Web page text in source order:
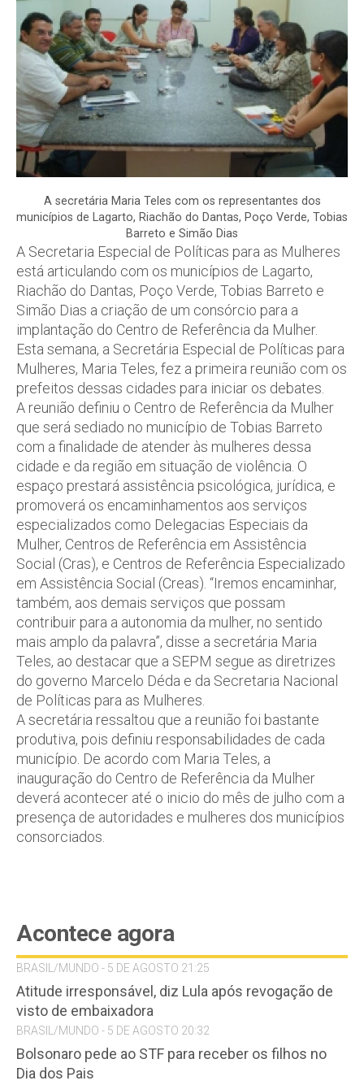
A secretária Maria Teles com os representantes dos
municípios de Lagarto, Riachão do Dantas, Poço Verde, Tobias
Barreto e Simão Dias
A Secretaria Especial de Políticas para as Mulheres
está articulando com os municípios de Lagarto,
Riachão do Dantas, Poço Verde, Tobias Barreto e
Simão Dias a criação de um consórcio para a
implantação do Centro de Referência da Mulher.
Esta semana, a Secretária Especial de Políticas para
Mulheres, Maria Teles, fez a primeira reunião com os
prefeitos dessas cidades para iniciar os debates.
A reunião definiu o Centro de Referência da Mulher
que será sediado no município de Tobias Barreto
com a finalidade de atender às mulheres dessa
cidade e da região em situação de violência. O
espaço prestará assistência psicológica, jurídica, e
promoverá os encaminhamentos aos serviços
especializados como Delegacias Especiais da
Mulher, Centros de Referência em Assistência
Social (Cras), e Centros de Referência Especializado
em Assistência Social (Creas). “Iremos encaminhar,
também, aos demais serviços que possam
contribuir para a autonomia da mulher, no sentido
mais amplo da palavra”, disse a secretária Maria
Teles, ao destacar que a SEPM segue as diretrizes
do governo Marcelo Déda e da Secretaria Nacional
de Políticas para as Mulheres.
A secretária ressaltou que a reunião foi bastante
produtiva, pois definiu responsabilidades de cada
município. De acordo com Maria Teles, a
inauguração do Centro de Referência da Mulher
deverá acontecer até o inicio do mês de julho com a
presença de autoridades e mulheres dos municípios
consorciados.
Acontece agora
BRASIL/MUNDO - 5 DE AGOSTO 21:25
Atitude irresponsável, diz Lula após revogação de
visto de embaixadora
BRASIL/MUNDO - 5 DE AGOSTO 20:32
Bolsonaro pede ao STF para receber os filhos no
Dia dos Pais